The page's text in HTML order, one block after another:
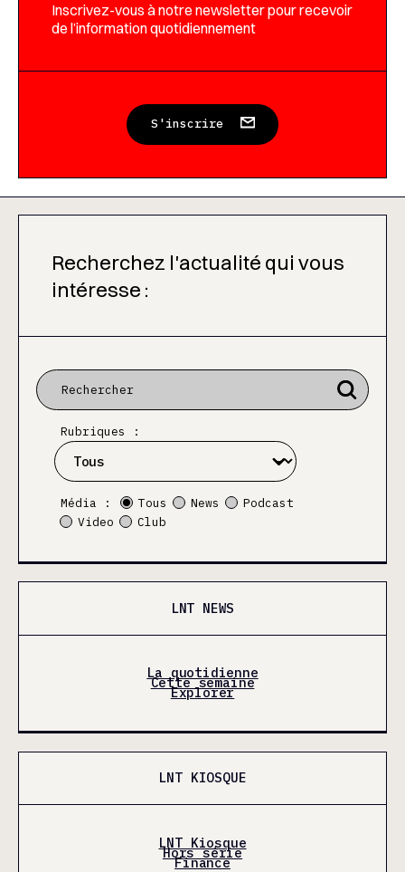
Inscrivez-vous à notre newsletter pour recevoir
de l’information quotidiennement
S'inscrire
Recherchez l'actualité qui vous
intéresse :
Rubriques :
Média : Tous News
Podcast
Video
Club
LNT NEWS
La quotidienne
Cette semaine
Explorer
LNT KIOSQUE
LNT Kiosque
Hors série
Finance